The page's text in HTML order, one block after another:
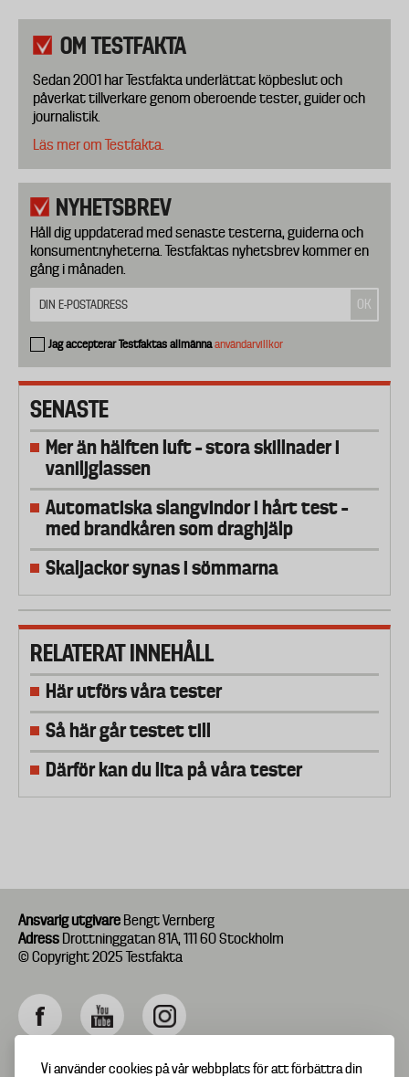
Vi använder cookies på vår webbplats för att förbättra din
OM TESTFAKTA
Sedan 2001 har Testfakta underlättat köpbeslut och
påverkat tillverkare genom oberoende tester, guider och
journalistik.
Läs mer om Testfakta.
NYHETSBREV
Håll dig uppdaterad med senaste testerna, guiderna och
konsumentnyheterna. Testfaktas nyhetsbrev kommer en
gång i månaden.
Jag accepterar Testfaktas allmännaanvändarvillkor
SENASTE
Mer än hälften luft – stora skillnader i
vaniljglassen
Automatiska slangvindor i hårt test –
med brandkåren som draghjälp
Skaljackor synas i sömmarna
RELATERAT INNEHÅLL
Här utförs våra tester
Så här går testet till
Därför kan du lita på våra tester
Ansvarig utgivare Bengt Vernberg
Adress Drottninggatan 81A, 111 60 Stockholm
© Copyright 2025 Testfakta